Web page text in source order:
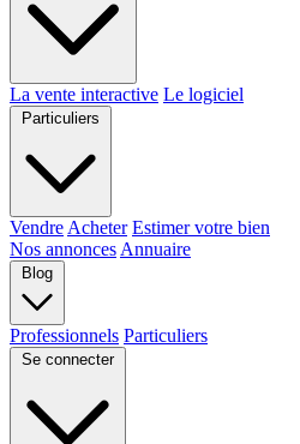
La vente interactive Le logiciel
Particuliers
Vendre Acheter Estimer votre bien
Nos annonces Annuaire
Blog
Professionnels Particuliers
Se connecter